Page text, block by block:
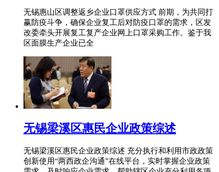
无锡惠山区调整返乡企业口罩供应方式 前期，为共同打
赢防疫斗争，确保企业复工后对防疫口罩的需求，区发
改委牵头开展复工复产企业网上口罩采购工作。鉴于我
区面膜生产企业已全
无锡梁溪区惠民企业政策综述
无锡梁溪区惠民企业政策综述 充分执行和利用市政政策
创新使用“两西政企沟通”在线平台，实时掌握企业政策